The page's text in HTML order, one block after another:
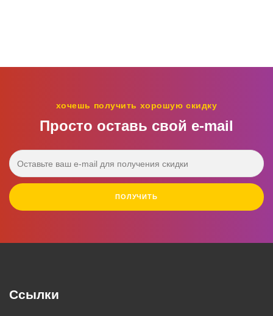
хочешь получить хорошую скидку
Просто оставь свой e‑mail
ПОЛУЧИТЬ
Ссылки